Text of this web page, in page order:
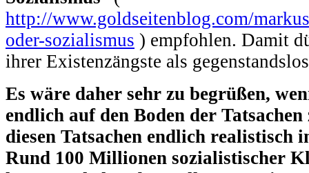
http://www.goldseitenblog.com/
oder-sozialismus ) empfohlen. Damit
ihrer Existenzängste als
Es wäre daher sehr zu begrüßen,
endlich auf den Boden der
diesen Tatsachen endlich realistisch
Rund 100 Millionen sozialistischer